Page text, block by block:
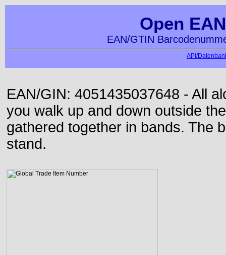
Open
EAN/GTIN
API/
EAN/GIN: 4051435037648 - All
you walk up and down outside
gathered together in bands. The
stand.